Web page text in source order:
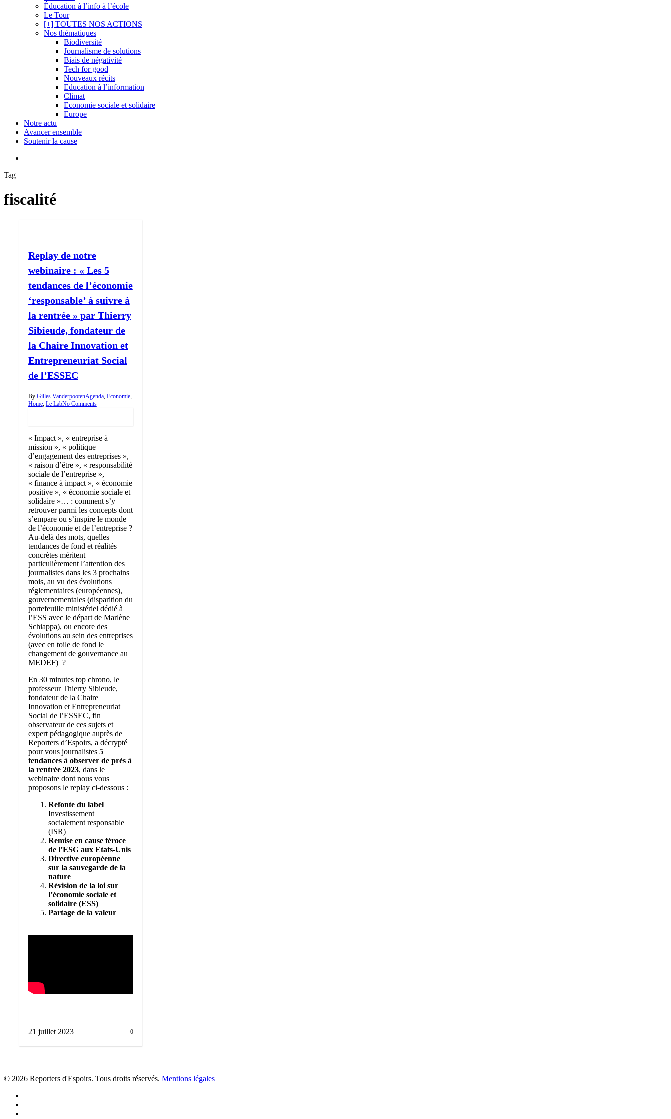
Éducation à l’info à l’école
Le Tour
[+] TOUTES NOS ACTIONS
Nos thématiques
Biodiversité
Journalisme de solutions
Biais de négativité
Tech for good
Nouveaux récits
Education à l’information
Climat
Economie sociale et solidaire
Europe
Notre actu
Avancer ensemble
Soutenir la cause
Tag
fiscalité
Replay de notre
webinaire : « Les 5
tendances de l’économie
‘responsable’ à suivre à
la rentrée » par Thierry
Sibieude, fondateur de
la Chaire Innovation et
Entrepreneuriat Social
de l’ESSEC
By Gilles VanderpootenAgenda, Economie,
Home, Le LabNo Comments
« Impact », « entreprise à
mission », « politique
d’engagement des entreprises »,
« raison d’être », « responsabilité
sociale de l’entreprise »,
« finance à impact », « économie
positive », « économie sociale et
solidaire »… : comment s’y
retrouver parmi les concepts dont
s’empare ou s’inspire le monde
de l’économie et de l’entreprise ?
Au-delà des mots, quelles
tendances de fond et réalités
concrètes méritent
particulièrement l’attention des
journalistes dans les 3 prochains
mois, au vu des évolutions
réglementaires (européennes),
gouvernementales (disparition du
portefeuille ministériel dédié à
l’ESS avec le départ de Marlène
Schiappa), ou encore des
évolutions au sein des entreprises
(avec en toile de fond le
changement de gouvernance au
MEDEF) ?
En 30 minutes top chrono, le
professeur Thierry Sibieude,
fondateur de la Chaire
Innovation et Entrepreneuriat
Social de l’ESSEC, fin
observateur de ces sujets et
expert pédagogique auprès de
Reporters d’Espoirs, a décrypté
pour vous journalistes 5
tendances à observer de près à
la rentrée 2023, dans le
webinaire dont nous vous
proposons le replay ci-dessous :
Refonte du label
Investissement
socialement responsable
(ISR)
Remise en cause féroce
de l’ESG aux Etats-Unis
Directive européenne
sur la sauvegarde de la
nature
Révision de la loi sur
l’économie sociale et
solidaire (ESS)
Partage de la valeur
21 juillet 2023 0
© 2026 Reporters d'Espoirs. Tous droits réservés. Mentions légales